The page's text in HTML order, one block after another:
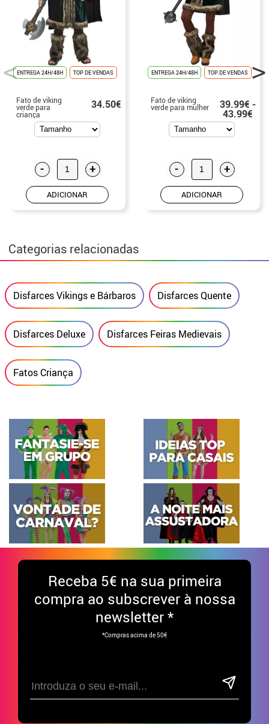
ENTREGA 24H/48H TOP DE VENDAS
Fato de viking
verde para
criança
34.50€
- +
ADICIONAR
ENTREGA 24H/48H TOP DE VENDAS
Fato de viking
verde para mulher 39.99€ -
43.99€
- +
ADICIONAR
Categorias relacionadas
Disfarces Vikings e Bárbaros Disfarces Quente
Disfarces Deluxe Disfarces Feiras Medievais
Fatos Criança
Receba 5€ na sua primeira
compra ao subscrever à nossa
newsletter *
*Compras acima de 50€